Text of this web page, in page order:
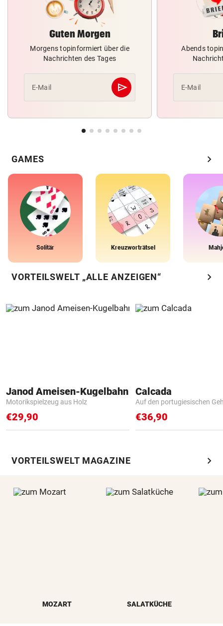
Guten Morgen
Morgens topinformiert über die
Nachrichten des Tages
E-Mail send
Abschicken
Abends
E-Mail
GAMES chevron_right
Solitär Kreuzworträtsel
VORTEILSWELT „ALLE ANZEIGEN“ chevron_right
Janod Ameisen-Kugelbahn
Motorikspielzeug aus Holz
€29,90
Calcada
Auf den portugiesischen
€36,90
VORTEILSWELT MAGAZINE chevron_right
MOZART SALATKÜCHE